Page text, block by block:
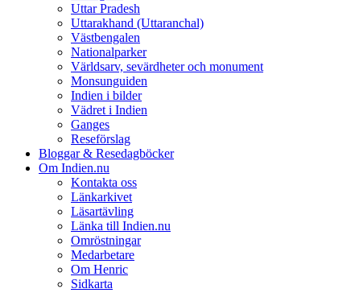
Uttar Pradesh
Uttarakhand (Uttaranchal)
Västbengalen
Nationalparker
Världsarv, sevärdheter och monument
Monsunguiden
Indien i bilder
Vädret i Indien
Ganges
Reseförslag
Bloggar & Resedagböcker
Om Indien.nu
Kontakta oss
Länkarkivet
Läsartävling
Länka till Indien.nu
Omröstningar
Medarbetare
Om Henric
Sidkarta